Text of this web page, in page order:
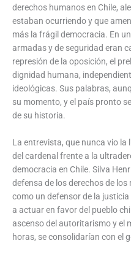
derechos humanos en Chile,
estaban ocurriendo y que
más la frágil democracia. En
armadas y de seguridad eran
represión de la oposición, el
dignidad humana,
ideológicas. Sus palabras,
su momento, y el país pronto
de su historia.
La entrevista, que nunca vio
del cardenal frente a la
democracia en Chile. Silva
defensa de los derechos de
como un defensor de la
a actuar en favor del pueblo
ascenso del autoritarismo y el
horas, se consolidarían con el